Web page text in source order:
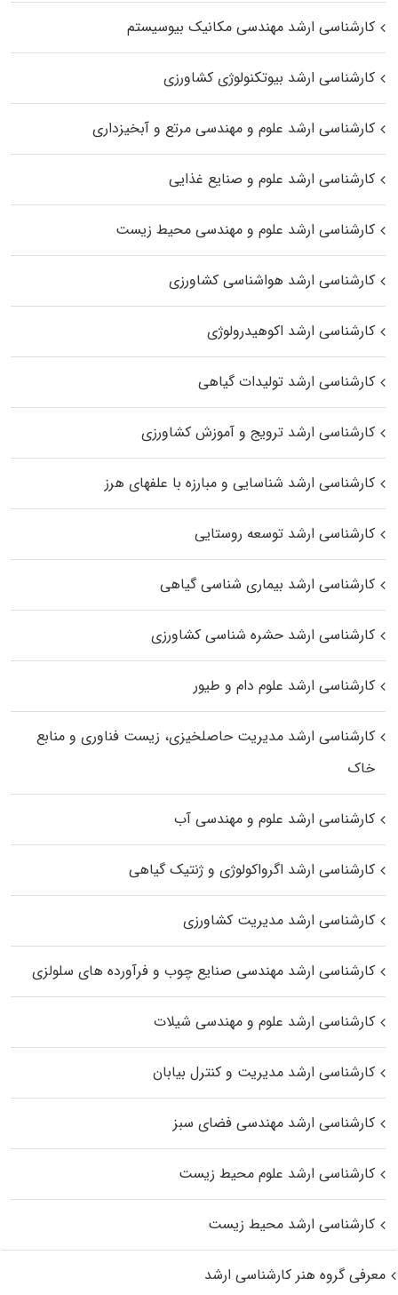
کارشناسی ارشد مهندسی مکانیک بیوسیستم
کارشناسی ارشد بیوتکنولوژی کشاورزی
کارشناسی ارشد علوم و مهندسی مرتع و آبخیزداری
کارشناسی ارشد علوم و صنایع غذایی
کارشناسی ارشد علوم و مهندسی محیط زیست
کارشناسی ارشد هواشناسی کشاورزی
کارشناسی ارشد اکوهیدرولوژی
کارشناسی ارشد تولیدات گیاهی
کارشناسی ارشد ترویج و آموزش کشاورزی
کارشناسی ارشد شناسایی و مبارزه با علفهای هرز
کارشناسی ارشد توسعه روستایی
کارشناسی ارشد بیماری‌ شناسی گیاهی
کارشناسی ارشد حشره‌ شناسی کشاورزی
کارشناسی ارشد علوم دام و طیور
کارشناسی ارشد مدیریت حاصلخیزی، زیست فناوری و منابع
خاک
کارشناسی ارشد علوم و مهندسی آب
کارشناسی ارشد اگرواکولوژی و ژنتیک گیاهی
کارشناسی ارشد مدیریت کشاورزی
کارشناسی ارشد مهندسی صنایع چوب و فرآورده‌ های سلولزی
کارشناسی ارشد علوم و مهندسی شیلات
کارشناسی ارشد مدیریت و کنترل بیابان
کارشناسی ارشد مهندسی فضای سبز
کارشناسی ارشد علوم محیط‌ زیست
کارشناسی ارشد محیط زیست
معرفی گروه هنر کارشناسی ارشد